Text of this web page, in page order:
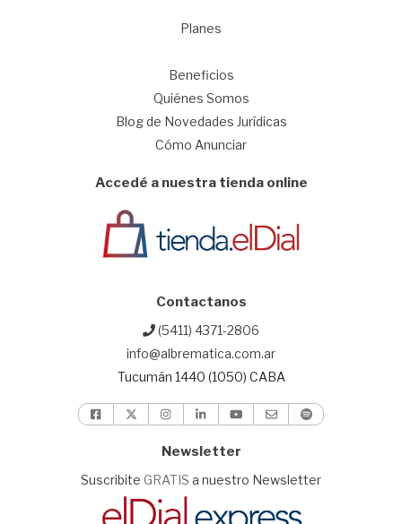
Planes
Beneficios
Quiénes Somos
Blog de Novedades Jurídicas
Cómo Anunciar
Accedé a nuestra tienda online
Contactanos
(5411) 4371-2806
info@albrematica.com.ar
Tucumán 1440 (1050) CABA
Newsletter
Suscribite GRATIS a nuestro Newsletter